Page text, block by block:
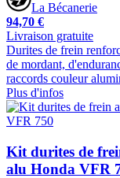
La Bécanerie
94,70 €
Livraison gratuite
Durites de frein
de mordant,
raccords couleur
Plus d'infos
Kit durites de
alu Honda VFR